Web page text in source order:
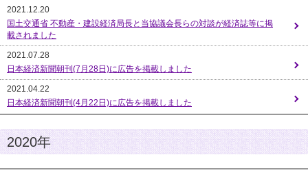
2021.12.20
国土交通省 不動産・建設経済局長と当協議会長らの対談が経済誌等に掲
載されました
2021.07.28
日本経済新聞朝刊(7月28日)に広告を掲載しました
2021.04.22
日本経済新聞朝刊(4月22日)に広告を掲載しました
2020年